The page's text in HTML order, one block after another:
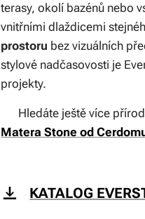
terasy, okolí bazénů nebo
vnitřními dlaždicemi
prostoru bez vizuálních
stylové nadčasovosti je
projekty.
👉 Hledáte ještě více
Matera Stone od
KATALOG